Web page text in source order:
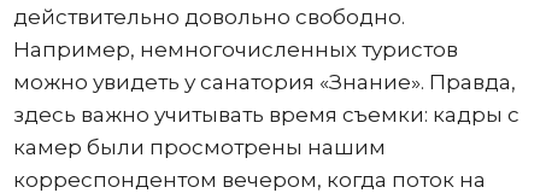
действительно довольно свободно.
Например, немногочисленных туристов
можно увидеть у санатория «Знание». Правда,
здесь важно учитывать время съемки: кадры с
камер были просмотрены нашим
корреспондентом вечером, когда поток на